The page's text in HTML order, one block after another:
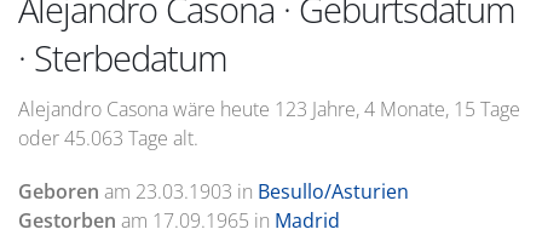
· Sterbedatum
Alejandro Casona wäre heute 123 Jahre, 4 Monate, 15 Tage
oder 45.063 Tage alt.
Geboren am 23.03.1903 in Besullo/Asturien
Gestorben am 17.09.1965 in Madrid